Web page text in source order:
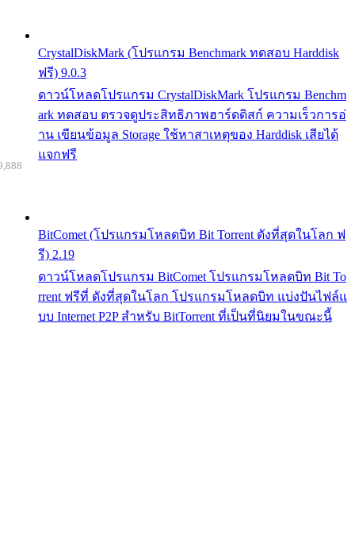
CrystalDiskMark (โปรแกรม Benchmark ทดสอบ Harddisk
ฟรี) 9.0.3
ดาวน์โหลดโปรแกรม CrystalDiskMark โปรแกรม Benchm
ark ทดสอบ ตรวจดูประสิทธิภาพฮาร์ดดิสก์ ความเร็วการอ่
าน เขียนข้อมูล Storage ใช้หาสาเหตุของ Harddisk เสียได้
แจกฟรี
BitComet (โปรแกรมโหลดบิท Bit Torrent ดังที่สุดในโลก ฟ
รี) 2.19
ดาวน์โหลดโปรแกรม BitComet โปรแกรมโหลดบิท Bit To
rrent ฟรีที่ ดังที่สุดในโลก โปรแกรมโหลดบิท แบ่งปันไฟล์แ
บบ Internet P2P สำหรับ BitTorrent ที่เป็นที่นิยมในขณะนี้